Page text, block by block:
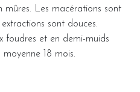
Les macérations sont
sont douces.
foudres et en demi-muids
18 mois.